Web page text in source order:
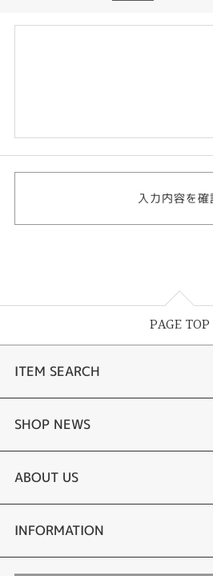
PAGE TOP
ITEM SEARCH
婚約指輪
結婚指輪
セットリング
SHOP NEWS
サプライズプロポーズ相談室
ダイヤモンドカッターブランド
ABOUT US
店舗情報
INFORMATION